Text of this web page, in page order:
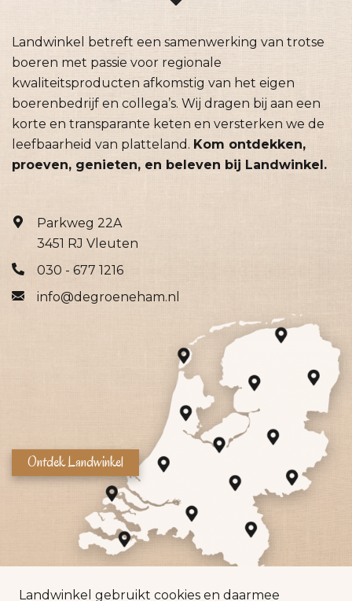
Landwinkel betreft een samenwerking van trotse
boeren met passie voor regionale
kwaliteitsproducten afkomstig van het eigen
boerenbedrijf en collega’s. Wij dragen bij aan een
korte en transparante keten en versterken we de
leefbaarheid van platteland. Kom ontdekken,
proeven, genieten, en beleven bij Landwinkel.
Parkweg 22A
3451 RJ Vleuten
030 - 677 1216
info@degroeneham.nl
Ontdek Landwinkel
Landwinkel gebruikt cookies en daarmee